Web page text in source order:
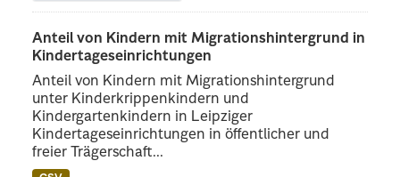
Anteil von Kindern mit Migrationshintergrund in
Kindertageseinrichtungen
Anteil von Kindern mit Migrationshintergrund
unter Kinderkrippenkindern und
Kindergartenkindern in Leipziger
Kindertageseinrichtungen in öffentlicher und
freier Trägerschaft...